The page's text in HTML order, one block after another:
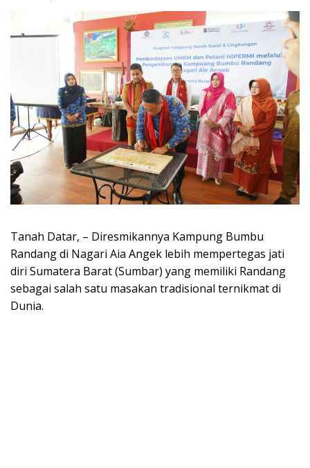
Tanah Datar, – Diresmikannya Kampung Bumbu
Randang di Nagari Aia Angek lebih mempertegas jati
diri Sumatera Barat (Sumbar) yang memiliki Randang
sebagai salah satu masakan tradisional ternikmat di
Dunia.